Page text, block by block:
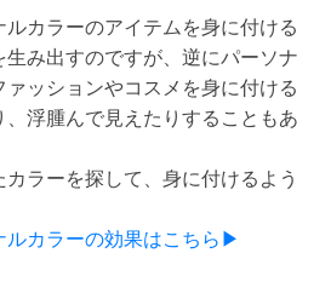
ルカラーのアイテムを身に付ける
生み出すのですが、逆にパーソナ
ァッションやコスメを身に付ける
、浮腫んで見えたりすることもあ
ラーを探して、身に付けるよう
ルカラーの効果はこちら▶